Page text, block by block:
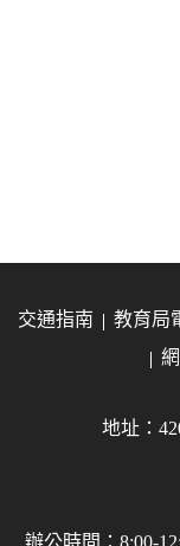
交通指南 教育局
地址：